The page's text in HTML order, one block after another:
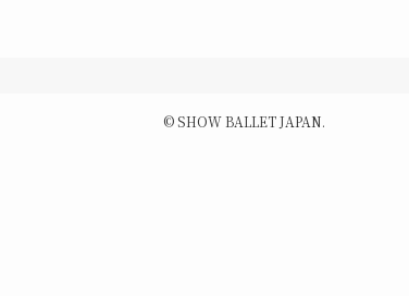
©SHOW BALLET JAPAN.